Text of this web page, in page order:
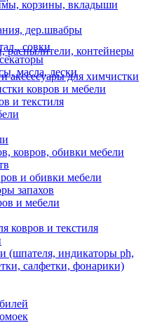
корзины, вкладыши
дер.швабры
совки
масла, лески
распылители, контейнеры
акссесуары для химчистки
ковров и мебели
и текстиля
ковров, обивки мебели
и обивки мебели
запахов
и мебели
ковров и текстиля
(шпателя, индикаторы ph,
салфетки, фонарики)